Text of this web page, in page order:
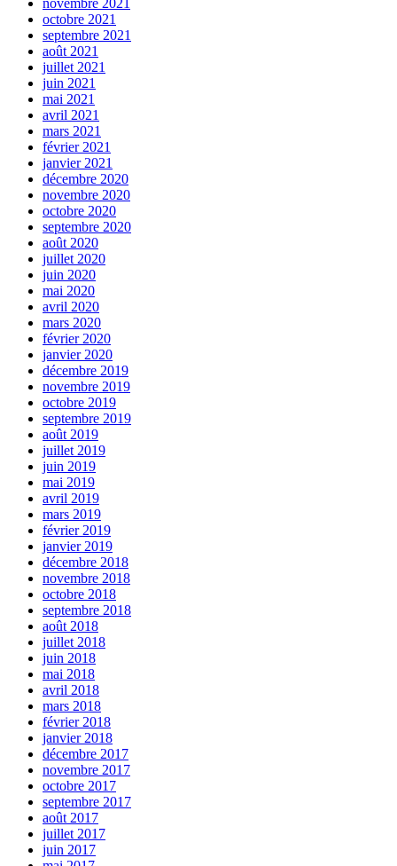
novembre 2021
octobre 2021
septembre 2021
août 2021
juillet 2021
juin 2021
mai 2021
avril 2021
mars 2021
février 2021
janvier 2021
décembre 2020
novembre 2020
octobre 2020
septembre 2020
août 2020
juillet 2020
juin 2020
mai 2020
avril 2020
mars 2020
février 2020
janvier 2020
décembre 2019
novembre 2019
octobre 2019
septembre 2019
août 2019
juillet 2019
juin 2019
mai 2019
avril 2019
mars 2019
février 2019
janvier 2019
décembre 2018
novembre 2018
octobre 2018
septembre 2018
août 2018
juillet 2018
juin 2018
mai 2018
avril 2018
mars 2018
février 2018
janvier 2018
décembre 2017
novembre 2017
octobre 2017
septembre 2017
août 2017
juillet 2017
juin 2017